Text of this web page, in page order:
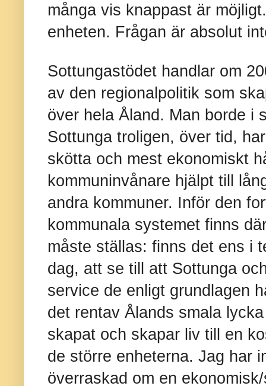
många vis knappast är
enheten. Frågan är absolut
Sottungastödet handlar om
av den regionalpolitik som
över hela Åland. Man borde i
Sottunga troligen, över tid,
skötta och mest ekonomiskt
kommuninvånare hjälpt till
andra kommuner. Inför den
kommunala systemet finns
måste ställas: finns det ens i
dag, att se till att Sottunga
service de enligt grundlagen
det rentav Ålands smala
skapat och skapar liv till en
de större enheterna. Jag har
överraskad om en